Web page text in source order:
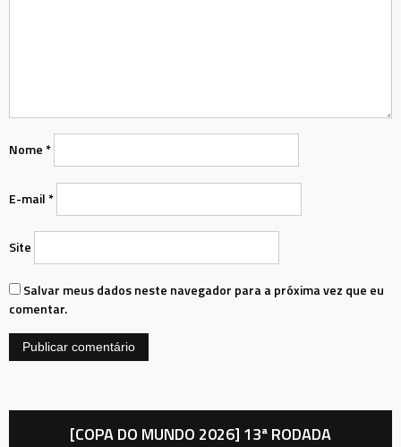
Nome*
E-mail*
Site
Salvar meus dados neste navegador para a próxima vez que eu
comentar.
[COPA DO MUNDO 2026] 13ª RODADA